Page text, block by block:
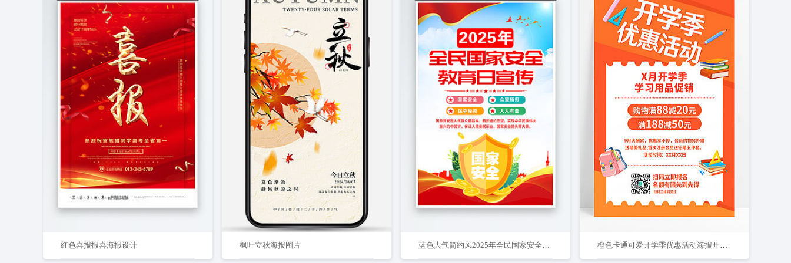
红色喜报报喜海报设计 枫叶立秋海报图片 蓝色大气简约风2025年全民国家安全教育日宣传套图海报设计 橙色卡通可爱开学季优惠活动海报开学季海报